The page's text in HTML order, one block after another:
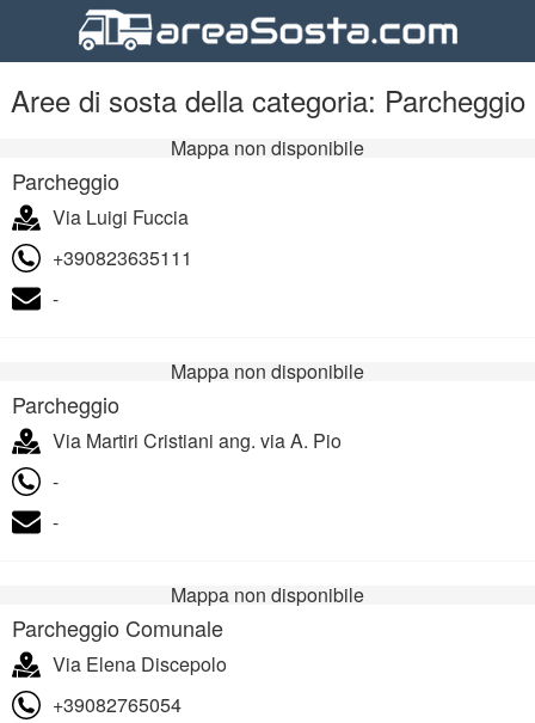
Aree di sosta della categoria: Parcheggio
Mappa non disponibile
Parcheggio
Via Luigi Fuccia
+390823635111
-
Mappa non disponibile
Parcheggio
Via Martiri Cristiani ang. via A. Pio
-
-
Mappa non disponibile
Parcheggio Comunale
Via Elena Discepolo
+39082765054